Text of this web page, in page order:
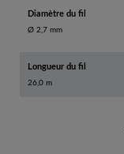
Diamètre du fil
Ø 2,7 mm
Longueur du fil
26,0 m